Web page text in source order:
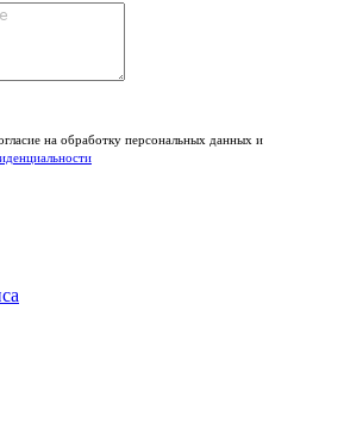
на обработку персональных данных и